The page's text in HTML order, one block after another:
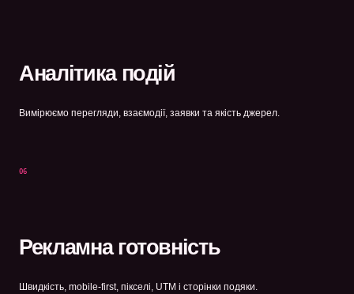
Аналітика подій
Вимірюємо перегляди, взаємодії, заявки та якість джерел.
06
Рекламна готовність
Швидкість, mobile-first, пікселі, UTM і сторінки подяки.